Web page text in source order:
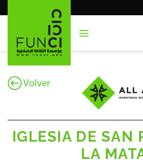
al
IGLESIA DE SAN
LA